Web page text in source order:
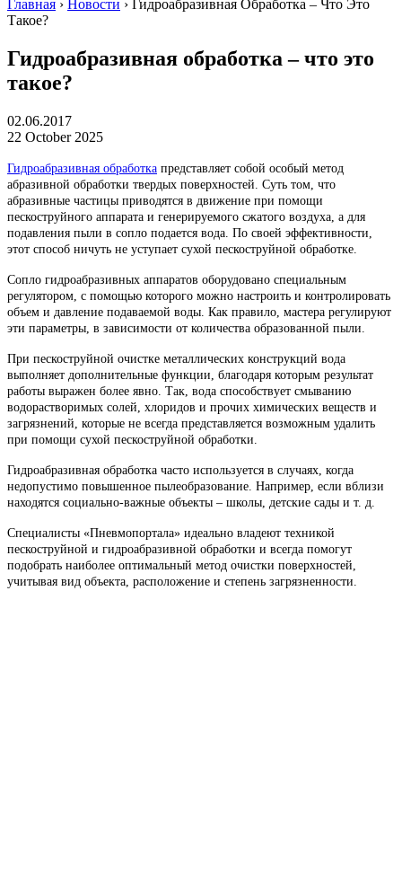
Главная › Новости › Гидроабразивная Обработка – Что Это
Такое?
Гидроабразивная обработка – что это
такое?
02.06.2017
22 October 2025
Гидроабразивная обработка представляет собой особый метод
абразивной обработки твердых поверхностей. Суть том, что
абразивные частицы приводятся в движение при помощи
пескоструйного аппарата и генерируемого сжатого воздуха, а для
подавления пыли в сопло подается вода. По своей эффективности,
этот способ ничуть не уступает сухой пескоструйной обработке.
Сопло гидроабразивных аппаратов оборудовано специальным
регулятором, с помощью которого можно настроить и контролировать
объем и давление подаваемой воды. Как правило, мастера регулируют
эти параметры, в зависимости от количества образованной пыли.
При пескоструйной очистке металлических конструкций вода
выполняет дополнительные функции, благодаря которым результат
работы выражен более явно. Так, вода способствует смыванию
водорастворимых солей, хлоридов и прочих химических веществ и
загрязнений, которые не всегда представляется возможным удалить
при помощи сухой пескоструйной обработки.
Гидроабразивная обработка часто используется в случаях, когда
недопустимо повышенное пылеобразование. Например, если вблизи
находятся социально-важные объекты – школы, детские сады и т. д.
Специалисты «Пневмопортала» идеально владеют техникой
пескоструйной и гидроабразивной обработки и всегда помогут
подобрать наиболее оптимальный метод очистки поверхностей,
учитывая вид объекта, расположение и степень загрязненности.